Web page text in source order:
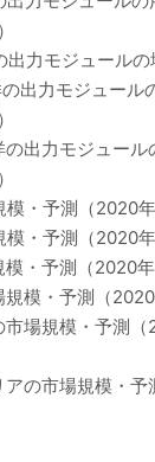
力モジュール
出力モジュール
出力モジュール
・予測（2020年
・予測（2020年
・予測（2020年
模・予測（2020
場規模・予測
の市場規模・